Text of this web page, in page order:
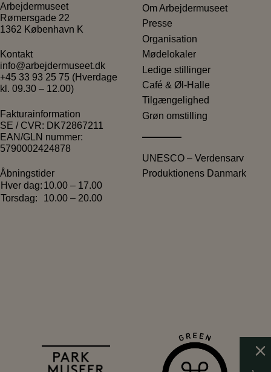
Arbejdermuseet
Rømersgade 22
1362 København K
Kontakt
info@arbejdermuseet.dk
+45 33 93 25 75 (Hverdage
kl. 09.30 – 12.00)
Fakturainformation
SE / CVR: DK72867211
EAN/GLN nummer:
5790002424878
Åbningstider
Hver dag: 10.00 – 17.00
Torsdag:
10.00 – 20.00
Om Arbejdermuseet
Presse
Organisation
Mødelokaler
Ledige stillinger
Café & Øl-Halle
Tilgængelighed
Grøn omstilling
UNESCO – Verdensarv
Produktionens Danmark